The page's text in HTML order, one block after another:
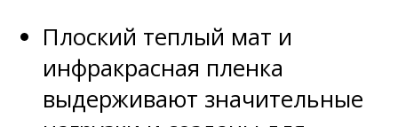
Плоский теплый мат и
инфракрасная пленка
выдерживают значительные